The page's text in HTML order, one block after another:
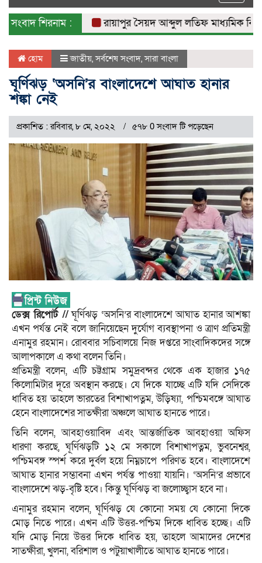
সংবাদ শিরনাম :
রায়াপুর সৈয়দ আব্দুল লতিফ মাধ্যমিক
হোম জাতীয়,সর্বশেষ সংবাদ,সারা বাংলা
ঘূর্ণিঝড় ‘অসনি’র বাংলাদেশে আঘাত হানার
শঙ্কা নেই
প্রকাশিত : রবিবার, ৮ মে, ২০২২ ৫৭৮ 0 সংবাদ টি পড়েছেন
ডেক্স রিপোর্ট //ঘূর্ণিঝড় ‘অসনি’র বাংলাদেশে আঘাত হানার আশঙ্কা
এখন পর্যন্ত নেই বলে জানিয়েছেন দুর্যোগ ব্যবস্থাপনা ও ত্রাণ প্রতিমন্ত্রী
এনামুর রহমান। রোববার সচিবালয়ে নিজ দপ্তরে সাংবাদিকদের সঙ্গে
আলাপকালে এ কথা বলেন তিনি।
প্রতিমন্ত্রী বলেন, এটি চট্টগ্রাম সমুদ্রবন্দর থেকে এক হাজার ১৭৫
কিলোমিটার দূরে অবস্থান করছে। যে দিকে যাচ্ছে এটি যদি সেদিকে
ধাবিত হয় তাহলে ভারতের বিশাখাপত্নম, উড়িষ্যা, পশ্চিমবঙ্গে আঘাত
হেনে বাংলাদেশের সাতক্ষীরা অঞ্চলে আঘাত হানতে পারে।
তিনি বলেন, আবহাওয়াবিদ এবং আন্তর্জাতিক আবহাওয়া অফিস
ধারণা করছে, ঘূর্ণিঝড়টি ১২ মে সকালে বিশাখাপত্নম, ভুবনেশ্বর,
পশ্চিমবঙ্গ স্পর্শ করে দুর্বল হয়ে নিম্নচাপে পরিণত হবে। বাংলাদেশে
আঘাত হানার সম্ভাবনা এখন পর্যন্ত পাওয়া যায়নি। ‘অসনি’র প্রভাবে
বাংলাদেশে ঝড়-বৃষ্টি হবে। কিন্তু ঘূর্ণিঝড় বা জলোচ্ছ্বাস হবে না।
এনামুর রহমান বলেন, ঘূর্ণিঝড় যে কোনো সময় যে কোনো দিকে
মোড় নিতে পারে। এখন এটি উত্তর-পশ্চিম দিকে ধাবিত হচ্ছে। এটি
যদি মোড় নিয়ে উত্তর দিকে ধাবিত হয়, তাহলে আমাদের দেশের
সাতক্ষীরা, খুলনা, বরিশাল ও পটুয়াখালীতে আঘাত হানতে পারে।